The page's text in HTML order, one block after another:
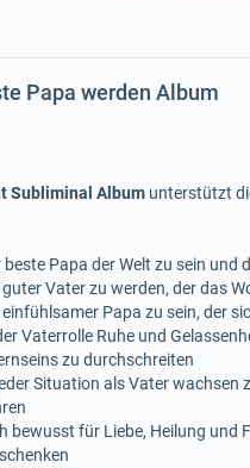
Papa werden Album
Subliminal Album unterstützt
beste Papa der Welt zu sein
guter Vater zu werden, der das
einfühlsamer Papa zu sein, der
Vaterrolle Ruhe und
zu durchschreiten
Situation als Vater wachsen
bewusst für Liebe, Heilung und